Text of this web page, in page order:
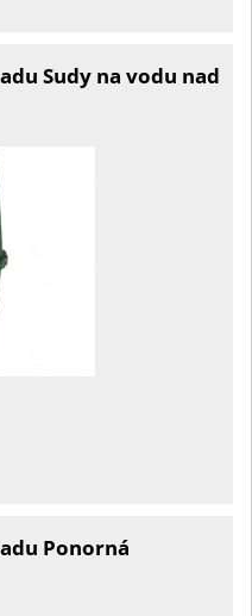
Sudy na vodu nad
Ponorná